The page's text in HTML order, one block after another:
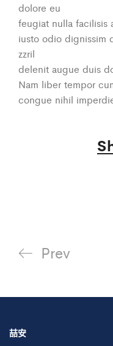
dolore eu
feugiat nulla facilisis
iusto odio dignissim
zzril
delenit augue duis
Nam liber tempor
congue nihil
Prev
喆安